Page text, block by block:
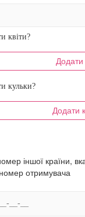
квіти?
Додати
кульки?
Додати
іншої країни,
отримувача